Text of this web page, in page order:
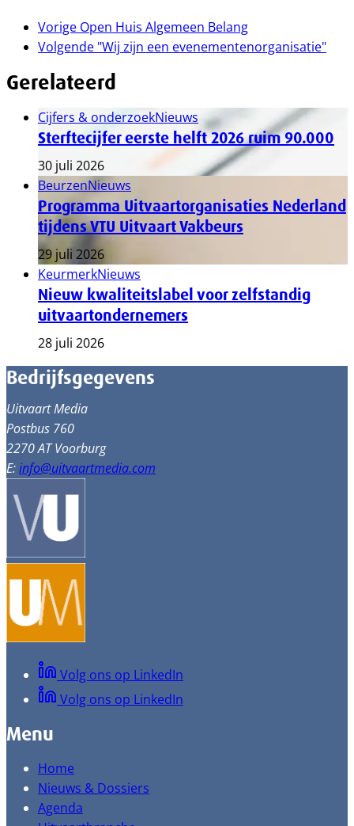
Vorige Open Huis Algemeen Belang
Volgende "Wij zijn een evenementenorganisatie"
Gerelateerd
Cijfers & onderzoekNieuws
Sterftecijfer eerste helft 2026 ruim 90.000
30 juli 2026
BeurzenNieuws
Programma Uitvaartorganisaties Nederland
tijdens VTU Uitvaart Vakbeurs
29 juli 2026
KeurmerkNieuws
Nieuw kwaliteitslabel voor zelfstandig
uitvaartondernemers
28 juli 2026
Bedrijfsgegevens
Uitvaart Media
Postbus 760
2270 AT Voorburg
E:info@uitvaartmedia.com
Volg ons op LinkedIn
Volg ons op LinkedIn
Menu
Home
Nieuws & Dossiers
Agenda